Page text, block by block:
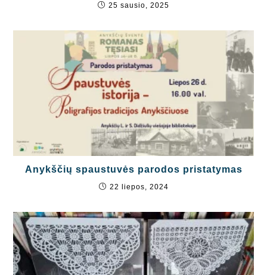
25 sausio, 2025
Anykščių spaustuvės parodos pristatymas
22 liepos, 2024